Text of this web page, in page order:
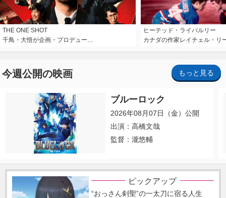
THE ONE SHOT
千鳥・大悟が企画・プロデュー…
ヒーテッド・ライバルリー
カナダの作家レイチェル・リ
今週公開の映画 もっと見る
ブルーロック
2026年08月07日（金）公開
出演：高橋文哉
監督：瀧悠輔
ピックアップ
“おっさん剣聖”の一太刀に宿る人生